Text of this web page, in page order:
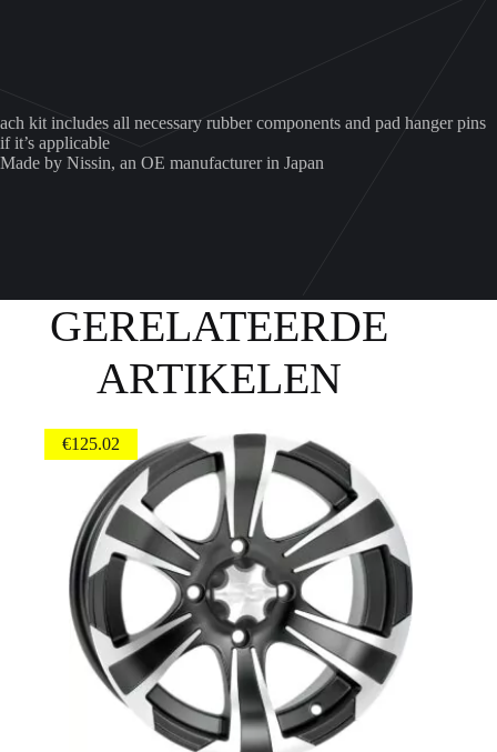
ach kit includes all necessary rubber components and pad hanger pins
if it’s applicable
Made by Nissin, an OE manufacturer in Japan
GERELATEERDE
ARTIKELEN
€125.02